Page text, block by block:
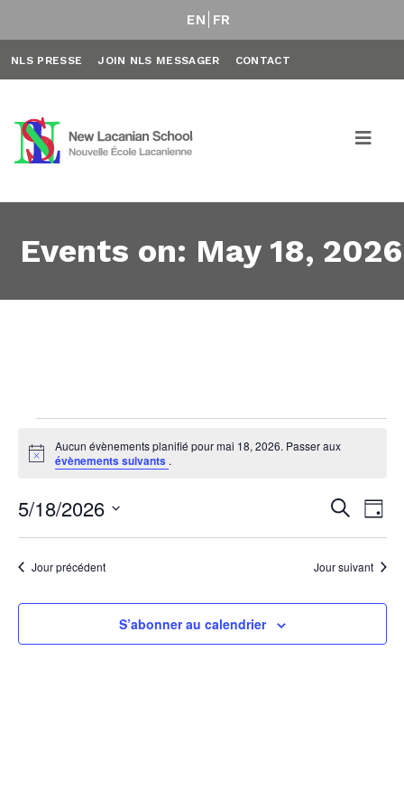
EN FR
NLS PRESSE JOIN NLS MESSAGER CONTACT
Events on: May 18, 2026
Évènements
for
mai
18,
2026
Notice
Aucun évènements planifié pour mai 18, 2026. Passer aux
évènements suivants .
Recherche
de
Jour
5/18/2026
date.
Jour précédent Jour suivant
S’abonner au calendrier